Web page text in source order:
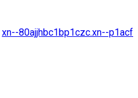
xn--80ajjhbc1bp1czc.xn--p1acf